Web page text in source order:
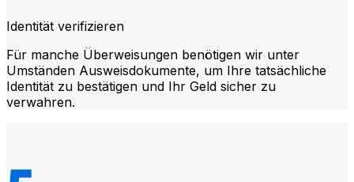
Identität verifizieren
Für manche Überweisungen benötigen wir unter
Umständen Ausweisdokumente, um Ihre tatsächliche
Identität zu bestätigen und Ihr Geld sicher zu
verwahren.